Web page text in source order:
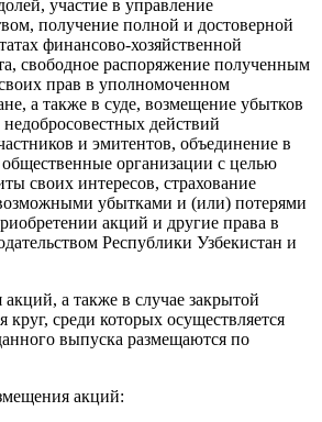
участие в управление
получение полной и достоверной
финансово-хозяйственной
свободное распоряжение полученным
прав в уполномоченном
а также в суде, возмещение убытков
действий
и эмитентов, объединение в
организации с целью
своих интересов, страхование
убытками и (или) потерями
акций и другие права в
Республики Узбекистан и
а также в случае закрытой
круг, среди которых осуществляется
выпуска размещаются по
акций: